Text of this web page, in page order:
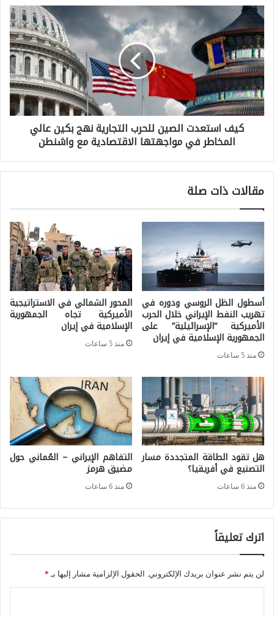
أ
م
ر
ي
ك
ي
-
إ
س
ر
ي
ي
:
ت
ق
ط
ع
م
ص
ا
ل
ح
ي
ق
ك
ي
ف
ا
س
ت
ت
ل
ل
ح
ر
ل
ت
ج
ا
ر
ي
ن
كيف استعدت الصين للحرب التجارية نهج بكين عالي
المخاطر في مواجهتها الاقتصادية مع واشنطن
مقالات ذات صلة
أسطول الظل الروسي ودوره في
تهريب النفط الإيراني خلال الحرب
الأميركية “الإسرائيلية” على
الجمهورية الإسلامية في إيران
منذ 5 ساعات
المحور الشمالي في الاستراتيجية
الأميركية تجاه الجمهورية
الإسلامية في إيران
منذ 5 ساعات
هل تقود الطاقة المتجددة مسار
التصنيع في أفريقيا؟
منذ 6 ساعات
التفاهم الإيراني – العُماني حول
مضيق هرمز
منذ 6 ساعات
اترك تعليقاً
لن يتم نشر عنوان بريدك الإلكتروني. الحقول الإلزامية مشار إليها بـ *